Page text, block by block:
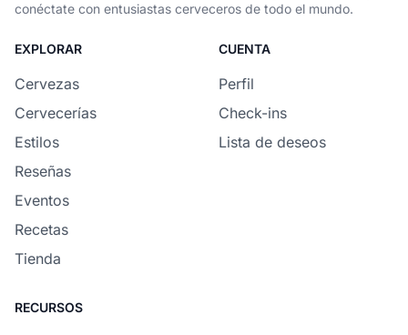
conéctate con entusiastas cerveceros de todo el mundo.
EXPLORAR
Cervezas
Cervecerías
Estilos
Reseñas
Eventos
Recetas
Tienda
CUENTA
Perfil
Check-ins
Lista de deseos
RECURSOS